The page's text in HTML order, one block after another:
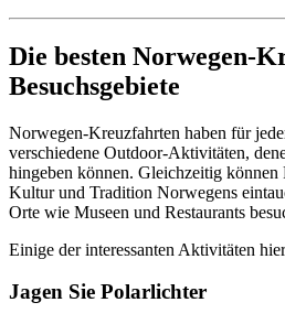
Die besten Norwegen-
Besuchsgebiete
Norwegen-Kreuzfahrten haben für
verschiedene Outdoor-Aktivitäten,
hingeben können. Gleichzeitig können
Kultur und Tradition Norwegens
Orte wie Museen und Restaurants
Einige der interessanten Aktivitäten
Jagen Sie Polarlichter